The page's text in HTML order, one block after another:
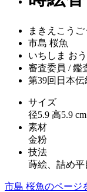
まきえこうご
市島 桜魚
いちしま お
審査委員 / 鑑
第39回日本
サイズ
径5.9 高5.9 cm
素材
金粉
技法
蒔絵、詰め平
市島 桜魚のページ